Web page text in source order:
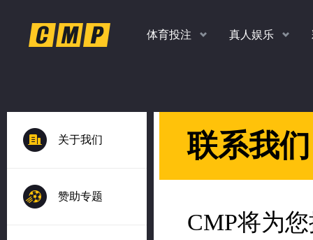
体育投注
返水高达
1.0
真人娱乐
返水高达
1.0
时时彩、PK10、香港彩
返水高达
1.10
返水高达
1.20
老虎机，捕鱼，真人 扫码
关于我们
赞助专题